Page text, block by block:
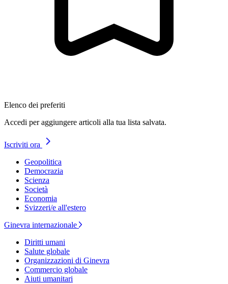
Elenco dei preferiti
Accedi per aggiungere articoli alla tua lista salvata.
Iscriviti ora
Geopolitica
Democrazia
Scienza
Società
Economia
Svizzeri/e all'estero
Ginevra internazionale
Diritti umani
Salute globale
Organizzazioni di Ginevra
Commercio globale
Aiuti umanitari